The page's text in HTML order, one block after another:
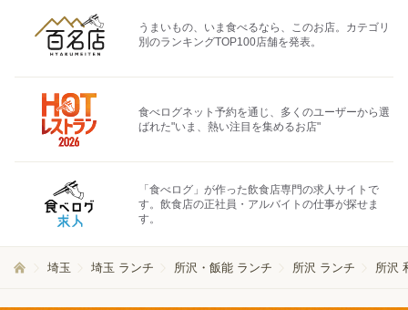
うまいもの、いま食べるなら、このお店。カテゴリ
別のランキングTOP100店舗を発表。
食べログネット予約を通じ、多くのユーザーから選
ばれた"いま、熱い注目を集めるお店"
「食べログ」が作った飲食店専門の求人サイトで
す。飲食店の正社員・アルバイトの仕事が探せま
す。
埼玉 埼玉 ランチ 所沢・飯能 ランチ 所沢 ランチ 所沢